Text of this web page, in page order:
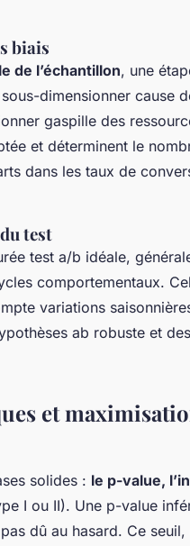
biais
de l’échantillon, une
dimensionner cause
gaspille des
et déterminent le
dans les taux de
test
test a/b idéale,
comportementaux.
variations
ab robuste et des
et
solides : le p-value,
I ou II). Une p-value
dû au hasard. Ce